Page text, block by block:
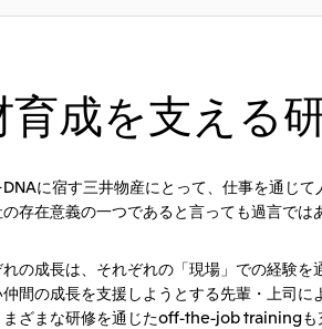
育成を支える
に宿す三井物産にとって、仕事を通じ
存在意義の一つであると言っても過言では
の成長は、それぞれの「現場」での経験
間の成長を支援しようとする先輩・上司
まざまな研修を通じたoff-the-job trainingも